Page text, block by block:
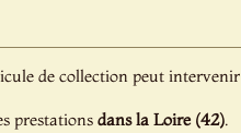
de collection peut intervenir
prestations dans la Loire (42).